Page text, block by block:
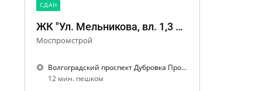
CДАН
ЖК "Ул. Мельникова, вл. 1,3 к. 1"
Моспромстрой
Волгоградский проспект Дубровка Пролетарская
12 мин. пешком